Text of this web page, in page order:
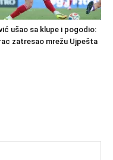
ušao sa klupe i pogodio:
zatresao mrežu Ujpešta